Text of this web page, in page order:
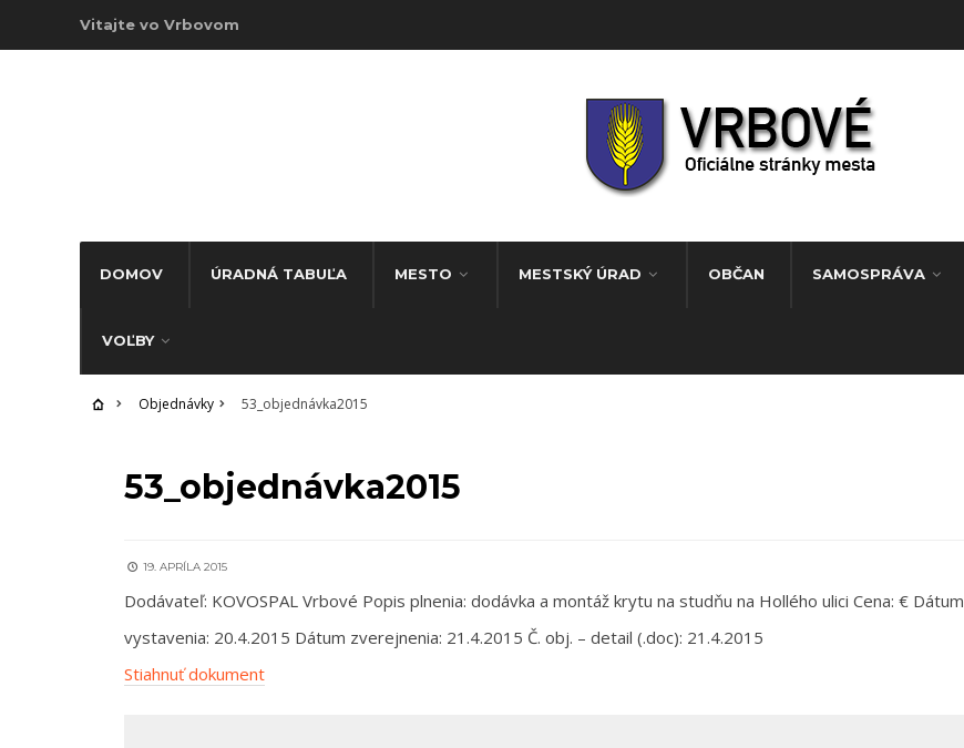
Vitajte vo Vrbovom
DOMOV ÚRADNÁ TABUĽA MESTO MESTSKÝ ÚRAD OBČAN SAMOSPRÁVA
VOĽBY
Objednávky 53_objednávka2015
OBJEDNÁVKY
53_objednávka2015
19. APRÍLA 2015
Dodávateľ: KOVOSPAL Vrbové Popis plnenia: dodávka a montáž krytu na studňu na Hollého ulici Cena: € Dátum
vystavenia: 20.4.2015 Dátum zverejnenia: 21.4.2015 Č. obj. – detail (.doc): 21.4.2015
Stiahnuť dokument